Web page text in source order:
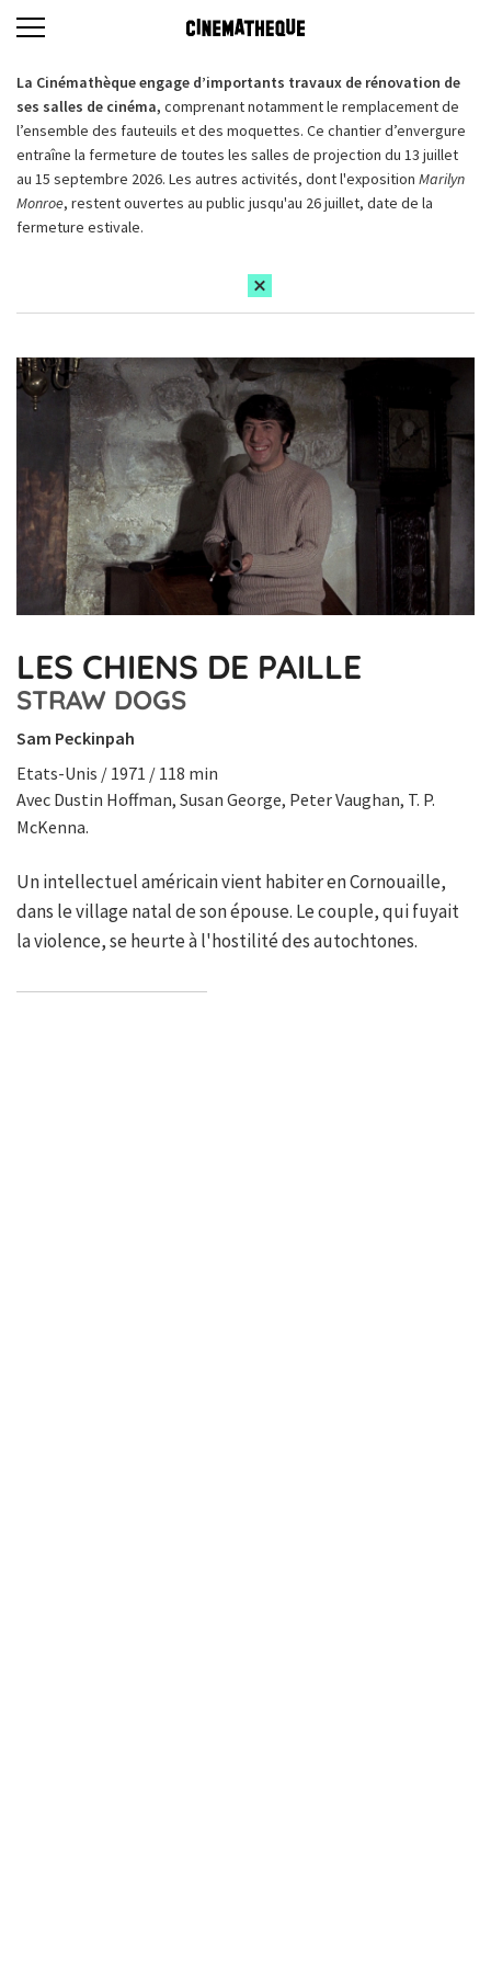
La Cinémathèque engage d’importants travaux de rénovation de
ses salles de cinéma, comprenant notamment le remplacement de
l’ensemble des fauteuils et des moquettes. Ce chantier d’envergure
entraîne la fermeture de toutes les salles de projection du 13 juillet
au 15 septembre 2026. Les autres activités, dont l'exposition Marilyn
Monroe, restent ouvertes au public jusqu'au 26 juillet, date de la
fermeture estivale.
LES CHIENS DE PAILLE
STRAW DOGS
Sam Peckinpah
Etats-Unis / 1971 / 118 min
Avec Dustin Hoffman, Susan George, Peter Vaughan, T. P.
McKenna.
Un intellectuel américain vient habiter en Cornouaille,
dans le village natal de son épouse. Le couple, qui fuyait
la violence, se heurte à l'hostilité des autochtones.